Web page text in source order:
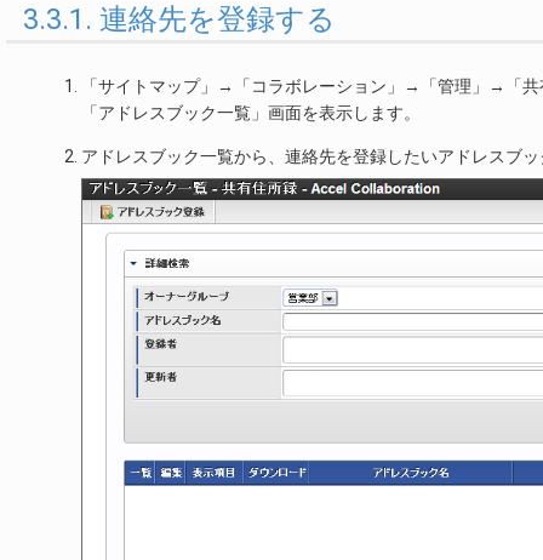
3.3.1. 連絡先を登録する
「サイトマップ」→「コラボレーション」→「管理」→「
「アドレスブック一覧」画面を表示します。
アドレスブック一覧から、連絡先を登録したいアドレスブ